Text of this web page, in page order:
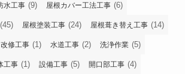
水工事 (9) 屋根カバー工法工事 (6)
(45) 屋根塗装工事 (24) 屋根葺き替え工事 (14)
改修工事 (1) 水道工事 (2) 洗浄作業 (5)
工事 (1) 設備工事 (5) 開口部工事 (4)